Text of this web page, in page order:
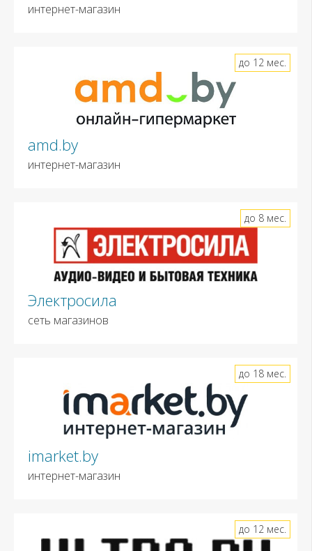
интернет-магазин
amd.by
интернет-магазин
до 12 мес.
Электросила
сеть магазинов
до 8 мес.
imarket.by
интернет-магазин
до 18 мес.
до 12 мес.